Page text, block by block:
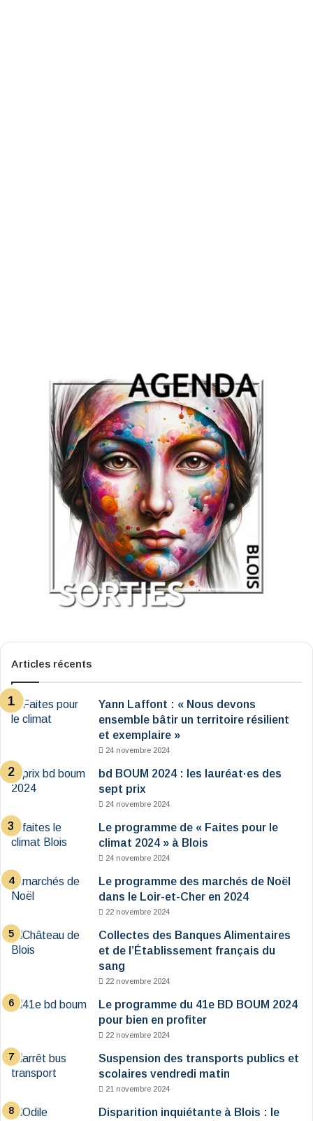
Articles récents
Yann Laffont : « Nous devons
ensemble bâtir un territoire résilient
et exemplaire »
24 novembre 2024
bd BOUM 2024 : les lauréat·es des
sept prix
24 novembre 2024
Le programme de « Faites pour le
climat 2024 » à Blois
24 novembre 2024
Le programme des marchés de Noël
dans le Loir-et-Cher en 2024
22 novembre 2024
Collectes des Banques Alimentaires
et de l’Établissement français du
sang
22 novembre 2024
Le programme du 41e BD BOUM 2024
pour bien en profiter
22 novembre 2024
Suspension des transports publics et
scolaires vendredi matin
21 novembre 2024
Disparition inquiétante à Blois : le